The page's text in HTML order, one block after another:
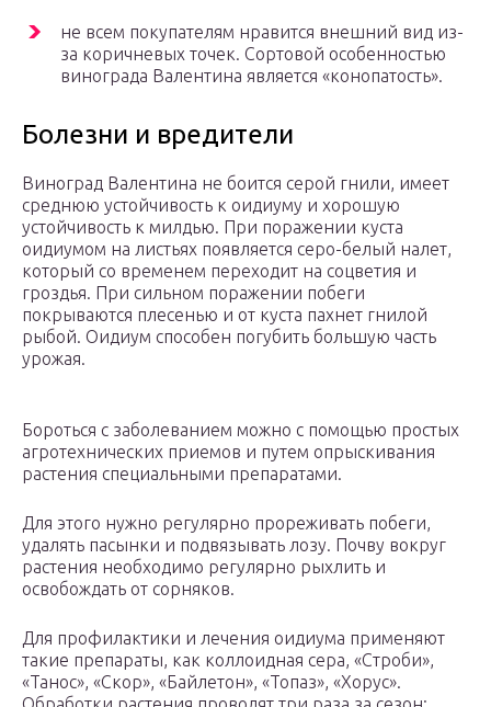
не всем покупателям нравится внешний вид из-
за коричневых точек. Сортовой особенностью
винограда Валентина является «конопатость».
Болезни и вредители
Виноград Валентина не боится серой гнили, имеет
среднюю устойчивость к оидиуму и хорошую
устойчивость к милдью. При поражении куста
оидиумом на листьях появляется серо-белый налет,
который со временем переходит на соцветия и
гроздья. При сильном поражении побеги
покрываются плесенью и от куста пахнет гнилой
рыбой. Оидиум способен погубить большую часть
урожая.
Бороться с заболеванием можно с помощью простых
агротехнических приемов и путем опрыскивания
растения специальными препаратами.
Для этого нужно регулярно прореживать побеги,
удалять пасынки и подвязывать лозу. Почву вокруг
растения необходимо регулярно рыхлить и
освобождать от сорняков.
Для профилактики и лечения оидиума применяют
такие препараты, как коллоидная сера, «Строби»,
«Танос», «Скор», «Байлетон», «Топаз», «Хорус».